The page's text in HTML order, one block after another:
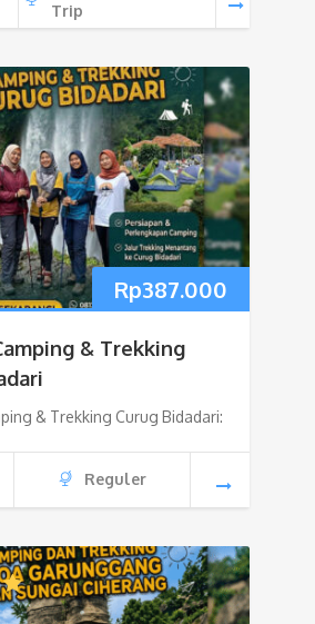
Trip
Rp387.000
& Trekking
& Trekking Curug Bidadari:
Reguler